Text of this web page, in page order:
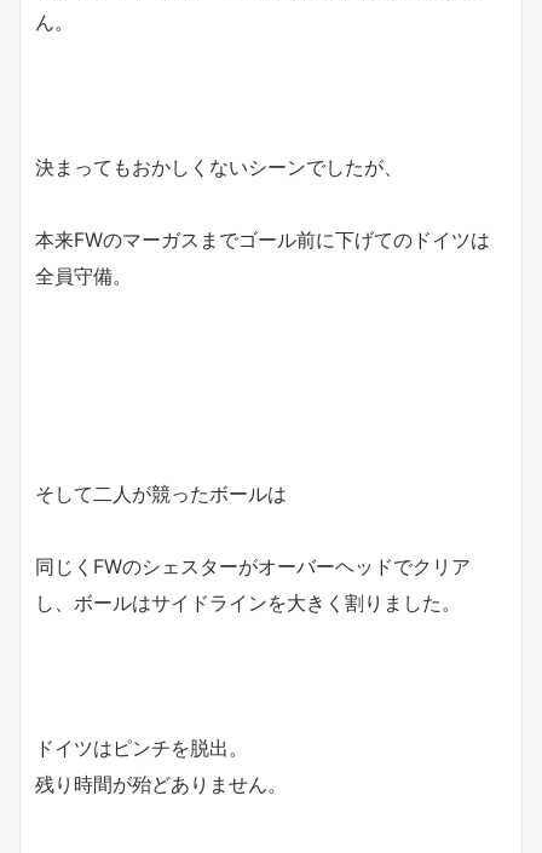
ん。
決まってもおかしくないシーンでしたが、
本来FWのマーガスまでゴール前に下げてのドイツは
全員守備。
そして二人が競ったボールは
同じくFWのシェスターがオーバーヘッドでクリア
し、ボールはサイドラインを大きく割りました。
ドイツはピンチを脱出。
残り時間が殆どありません。